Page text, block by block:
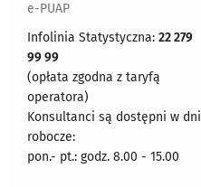
e-PUAP
Infolinia Statystyczna: 22 279
99 99
(opłata zgodna z taryfą
operatora)
Konsultanci są dostępni w dni
robocze:
pon.- pt.: godz. 8.00 - 15.00